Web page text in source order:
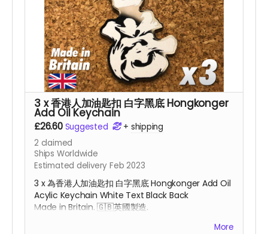
3 x 香港人加油匙扣 白字黑底 Hongkonger
Add Oil Keychain
£26.60 Suggested + shipping
2 claimed
Ships Worldwide
Estimated delivery Feb 2023
3 x 為香港人加油匙扣 白字黑底 Hongkonger Add Oil
Acylic Keychain White Text Black Back
Made in Britain. 🇬🇧英國製造.
More